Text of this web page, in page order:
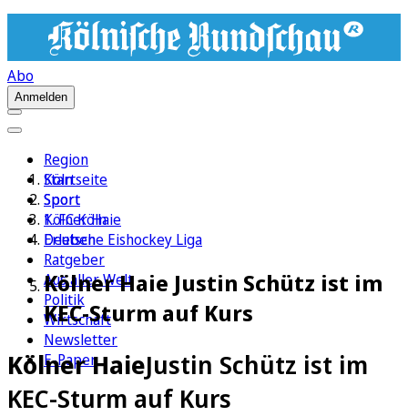
Abo
Anmelden
Region
Köln
Sport
1. FC Köln
Erleben
Ratgeber
Aus aller Welt
Politik
Wirtschaft
Newsletter
E-Paper
Startseite
Sport
Kölner Haie
Deutsche Eishockey Liga
Kölner Haie Justin Schütz ist im
KEC-Sturm auf Kurs
Kölner HaieJustin Schütz ist im
KEC-Sturm auf Kurs